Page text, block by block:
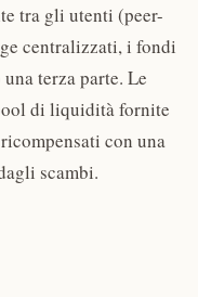
tra gli utenti (peer-
centralizzati, i fondi
terza parte. Le
di liquidità fornite
con una
scambi.